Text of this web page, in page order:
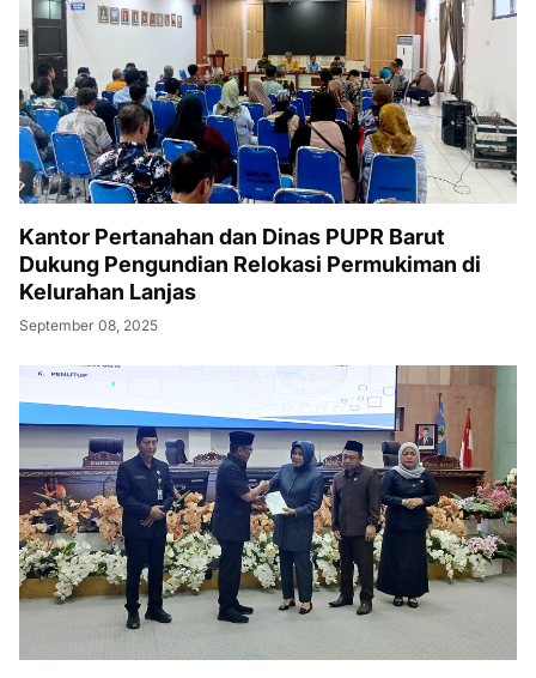
Kantor Pertanahan dan Dinas PUPR Barut
Dukung Pengundian Relokasi Permukiman di
Kelurahan Lanjas
September 08, 2025